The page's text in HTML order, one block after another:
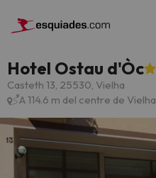
Hotel Ostau d'Òc
Casteth 13, 25530, Vielha
A 114.6 m del centre de Vielha